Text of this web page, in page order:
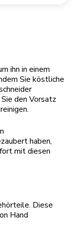
ihn in einem
Sie köstliche
den Vorsatz
haben,
mit diesen
Diese
Hand